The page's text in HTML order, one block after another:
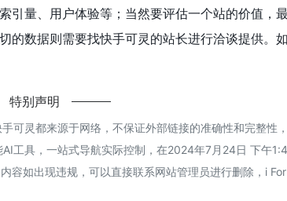
引量、用户体验等；当然要评估一个站的价值，
的数据则需要找快手可灵的站长进行洽谈提供。
特别声明
可灵都来源于网络，不保证外部链接的准确性和完整性
工具，一站式导航实际控制，在2024年7月24日 下午
容如出现违规，可以直接联系网站管理员进行删除，i